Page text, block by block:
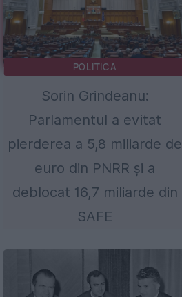
POLITICA
Sorin Grindeanu:
Parlamentul a evitat
pierderea a 5,8 miliarde de
euro din PNRR și a
deblocat 16,7 miliarde din
SAFE